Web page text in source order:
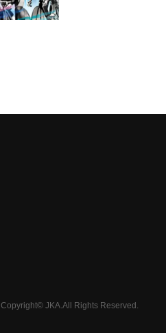
Copyright© JKA.All Rights Reserved.